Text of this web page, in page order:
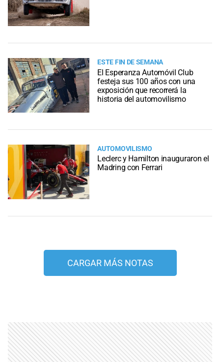
ESTE FIN DE SEMANA
El Esperanza Automóvil Club
festeja sus 100 años con una
exposición que recorrerá la
historia del automovilismo
AUTOMOVILISMO
Leclerc y Hamilton inauguraron el
Madring con Ferrari
CARGAR MÁS NOTAS